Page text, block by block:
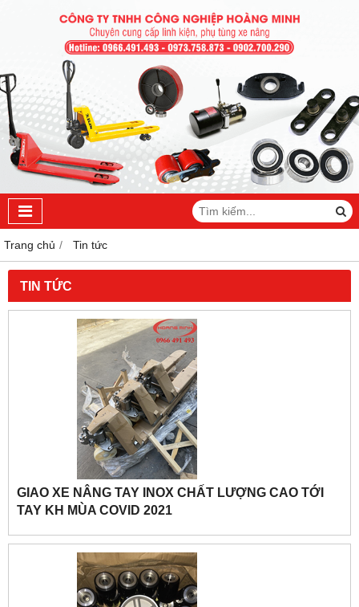
Trang chủ Tin tức
TIN TỨC
GIAO XE NÂNG TAY INOX CHẤT LƯỢNG CAO TỚI
TAY KH MÙA COVID 2021